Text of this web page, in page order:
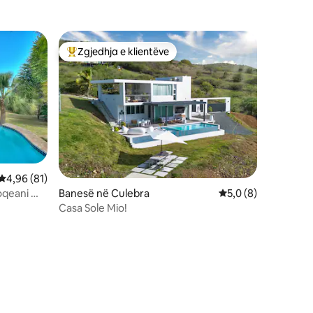
mesatar 4,96 nga 5, 81 vlerësime
4,96 (81)
me
Më të mirat e zgjedhjeve të klientëve
Zgjedhja e klientëve
Banesë në Culebra Vlerësimi mesatar
5,0 (8)
Casa Sole Mio!